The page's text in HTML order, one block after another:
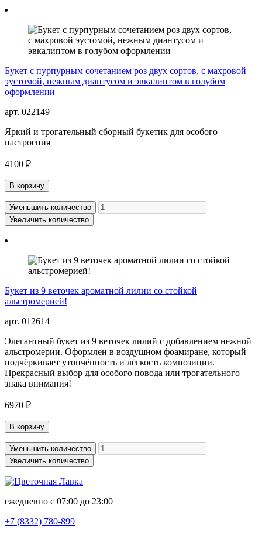
Букет с пурпурным сочетанием роз двух сортов, с махровой
эустомой, нежным диантусом и эвкалиптом в голубом
оформлении
арт. 022149
Яркий и трогательный сборный букетик для особого
настроения
4100 ₽
В корзину
Уменьшить количество
Увеличить количество
Букет из 9 веточек ароматной лилии со стойкой
альстромерией!
арт. 012614
Элегантный букет из 9 веточек лилий с добавлением нежной
альстромерии. Оформлен в воздушном фоамиране, который
подчёркивает утончённость и лёгкость композиции.
Прекрасный выбор для особого повода или трогательного
знака внимания!
6970 ₽
В корзину
Уменьшить количество
Увеличить количество
ежедневно с 07:00 до 23:00
+7 (8332) 780-899